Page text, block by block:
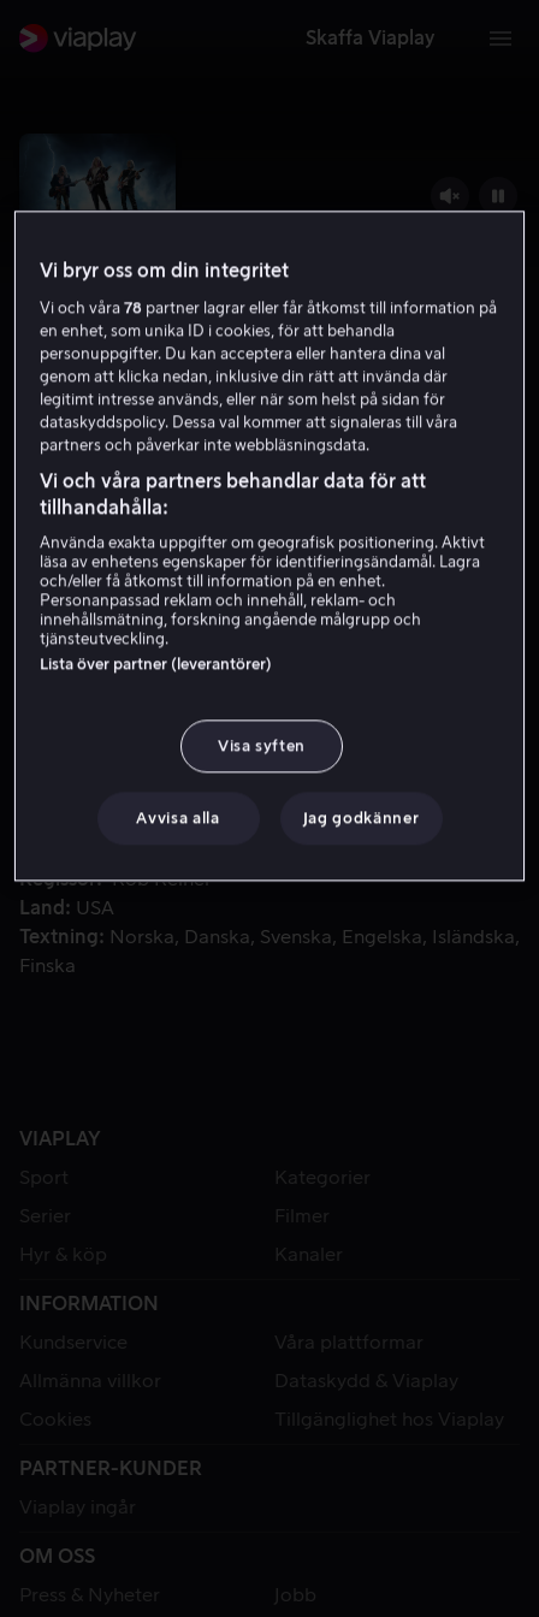
Skaffa Viaplay
Spinal Tap II: The End Continues
6.6 Komedi 2025 1 h 20 min
7 år
UHD
Skaffa Viaplay
Se trailer
Englands mest högljudda och punktliga band återförenas
Englands mest högljudda och punktliga band
återförenas efter 15 år för en sista konsert.
Medverkande Rob Reiner Christopher Guest
Regissör
Rob Reiner
Land
USA
Textning
Norska Danska Svenska Engelska
Isländska
Finska
VIAPLAY
Sport
Kategorier
Serier
Filmer
Hyr & köp
Kanaler
INFORMATION
Kundservice
Våra plattformar
Allmänna villkor
Dataskydd & Viaplay
Cookies
Tillgänglighet hos Viaplay
PARTNER-KUNDER
Viaplay ingår
OM OSS
Press & Nyheter
Jobb
Vi bryr oss om din integritet
Vi och våra78 partner lagrar eller får åtkomst till information på
en enhet, som unika ID i cookies, för att behandla
personuppgifter. Du kan acceptera eller hantera dina val
genom att klicka nedan, inklusive din rätt att invända där
legitimt intresse används, eller när som helst på sidan för
dataskyddspolicy. Dessa val kommer att signaleras till våra
partners och påverkar inte webbläsningsdata.
Vi och våra partners behandlar data för att
tillhandahålla:
Använda exakta uppgifter om geografisk positionering. Aktivt
läsa av enhetens egenskaper för identifieringsändamål. Lagra
och/eller få åtkomst till information på en enhet.
Personanpassad reklam och innehåll, reklam- och
innehållsmätning, forskning angående målgrupp och
tjänsteutveckling.
Lista över partner (leverantörer)
Visa syften
Avvisa alla Jag godkänner